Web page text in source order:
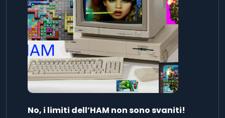
No, i limiti dell’HAM non sono svaniti!